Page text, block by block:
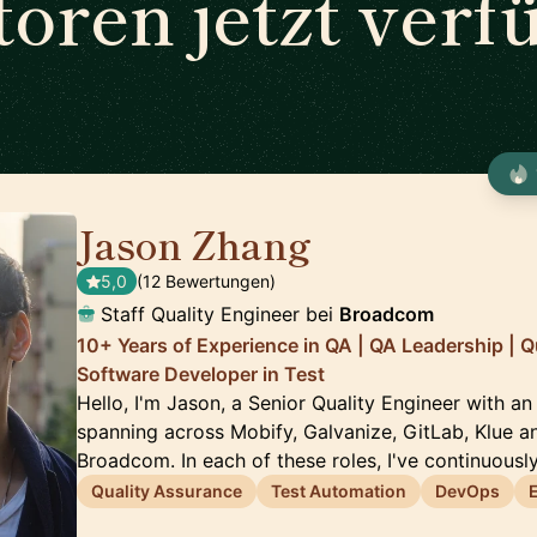
Jason Zhang
5,0 (12 Bewertungen)
Staff Quality Engineer bei Broadcom
10+ Years of Experience in QA | QA Leadership |
Software Developer in Test
Hello, I'm Jason, a Senior Quality Engineer with
spanning across Mobify, Galvanize, GitLab, Klue
Broadcom. In each of these roles, I've
Quality Assurance Test Automation DevOps